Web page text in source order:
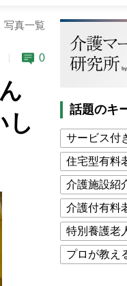
写真一覧
0
し
話題のキ
サービス付
住宅型有料
介護施設紹
介護付有料
特別養護老
プロが教え